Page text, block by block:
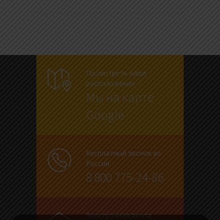
Посмотреть наше
расположение
Мы на карте
Google
Бесплатный звонок из
России
8 800 775-24-86
Электронная почта